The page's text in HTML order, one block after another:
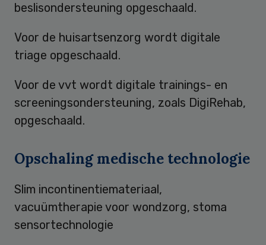
beslisondersteuning opgeschaald.
Voor de huisartsenzorg wordt digitale
triage opgeschaald.
Voor de vvt wordt digitale trainings- en
screeningsondersteuning, zoals DigiRehab,
opgeschaald.
Opschaling medische technologie
Slim incontinentiemateriaal,
vacuümtherapie voor wondzorg, stoma
sensortechnologie